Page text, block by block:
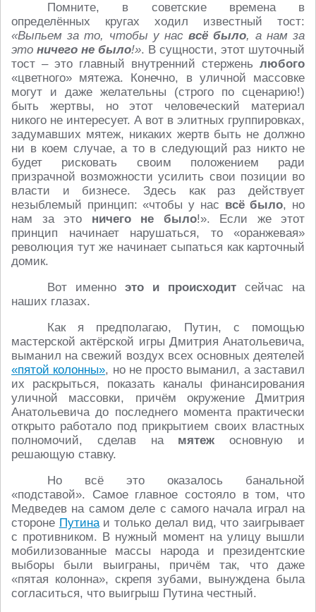
Помните, в советские времена в
определённых кругах ходил известный тост:
«Выпьем за то, чтобы у насвсё было, а нам за
это ничего не было!». В сущности, этот шуточный
тост – это главный внутренний стержень любого
«цветного» мятежа. Конечно, в уличной массовке
могут и даже желательны (строго по сценарию!)
быть жертвы, но этот человеческий материал
никого не интересует. А вот в элитных группировках,
задумавших мятеж, никаких жертв быть не должно
ни в коем случае, а то в следующий раз никто не
будет рисковать своим положением ради
призрачной возможности усилить свои позиции во
власти и бизнесе. Здесь как раз действует
незыблемый принцип: «чтобы у нас всё было, но
нам за это ничего не было!». Если же этот
принцип начинает нарушаться, то «оранжевая»
революция тут же начинает сыпаться как карточный
домик.
Вот именно это и происходит сейчас на
наших глазах.
Как я предполагаю, Путин, с помощью
мастерской актёрской игры Дмитрия Анатольевича,
выманил на свежий воздух всех основных деятелей
«пятой колонны», но не просто выманил, а заставил
их раскрыться, показать каналы финансирования
уличной массовки, причём окружение Дмитрия
Анатольевича до последнего момента практически
открыто работало под прикрытием своих властных
полномочий, сделав на мятеж основную и
решающую ставку.
Но всё это оказалось банальной
«подставой». Самое главное состояло в том, что
Медведев на самом деле с самого начала играл на
стороне Путинаи только делал вид, что заигрывает
с противником. В нужный момент на улицу вышли
мобилизованные массы народа и президентские
выборы были выиграны, причём так, что даже
«пятая колонна», скрепя зубами, вынуждена была
согласиться, что выигрыш Путина честный.